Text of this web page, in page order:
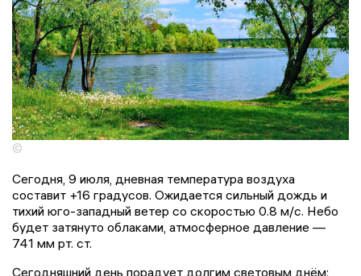
©
Сегодня, 9 июля, дневная температура воздуха
составит +16 градусов. Ожидается сильный дождь и
тихий юго-западный ветер со скоростью 0.8 м/с. Небо
будет затянуто облаками, атмосферное давление —
741 мм рт. ст.
Сегодняшний день порадует долгим световым днём: